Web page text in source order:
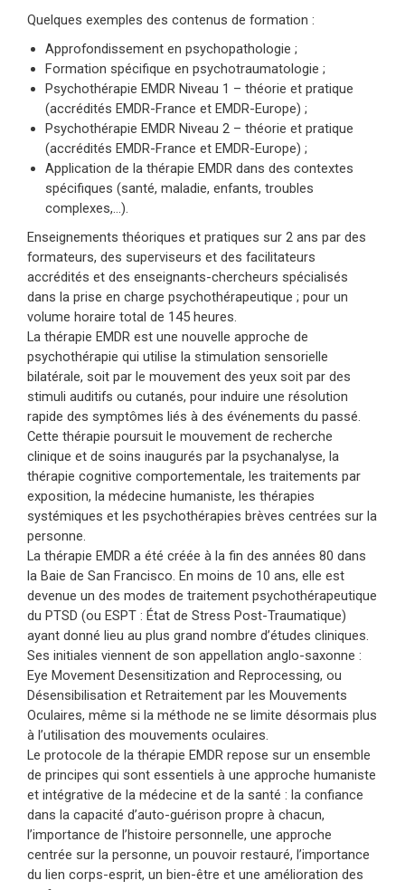
Quelques exemples des contenus de formation :
Approfondissement en psychopathologie ;
Formation spécifique en psychotraumatologie ;
Psychothérapie EMDR Niveau 1 – théorie et pratique
(accrédités EMDR-France et EMDR-Europe) ;
Psychothérapie EMDR Niveau 2 – théorie et pratique
(accrédités EMDR-France et EMDR-Europe) ;
Application de la thérapie EMDR dans des contextes
spécifiques (santé, maladie, enfants, troubles
complexes,…).
Enseignements théoriques et pratiques sur 2 ans par des
formateurs, des superviseurs et des facilitateurs
accrédités et des enseignants-chercheurs spécialisés
dans la prise en charge psychothérapeutique ; pour un
volume horaire total de 145 heures.
La thérapie EMDR est une nouvelle approche de
psychothérapie qui utilise la stimulation sensorielle
bilatérale, soit par le mouvement des yeux soit par des
stimuli auditifs ou cutanés, pour induire une résolution
rapide des symptômes liés à des événements du passé.
Cette thérapie poursuit le mouvement de recherche
clinique et de soins inaugurés par la psychanalyse, la
thérapie cognitive comportementale, les traitements par
exposition, la médecine humaniste, les thérapies
systémiques et les psychothérapies brèves centrées sur la
personne.
La thérapie EMDR a été créée à la fin des années 80 dans
la Baie de San Francisco. En moins de 10 ans, elle est
devenue un des modes de traitement psychothérapeutique
du PTSD (ou ESPT : État de Stress Post-Traumatique)
ayant donné lieu au plus grand nombre d’études cliniques.
Ses initiales viennent de son appellation anglo-saxonne :
Eye Movement Desensitization and Reprocessing, ou
Désensibilisation et Retraitement par les Mouvements
Oculaires, même si la méthode ne se limite désormais plus
à l’utilisation des mouvements oculaires.
Le protocole de la thérapie EMDR repose sur un ensemble
de principes qui sont essentiels à une approche humaniste
et intégrative de la médecine et de la santé : la confiance
dans la capacité d’auto-guérison propre à chacun,
l’importance de l’histoire personnelle, une approche
centrée sur la personne, un pouvoir restauré, l’importance
du lien corps-esprit, un bien-être et une amélioration des